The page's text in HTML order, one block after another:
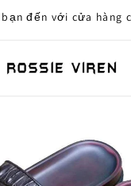
bạn đến với cửa hàng